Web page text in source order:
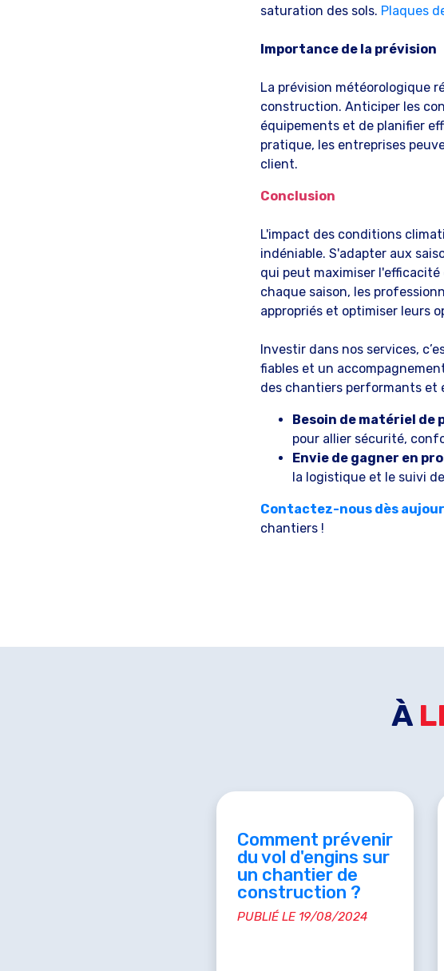
saturation des sols. Plaques
Importance de la prévision
La prévision météorologique
construction. Anticiper les
équipements et de planifier
pratique, les entreprises
client.
Conclusion
L'impact des conditions
indéniable. S'adapter aux
qui peut maximiser l'efficacité
chaque saison, les
appropriés et optimiser leurs
Investir dans nos services,
fiables et un
des chantiers performants et
Besoin de matériel de
pour allier sécurité,
Envie de gagner en
la logistique et le suivi
Contactez-nous dès
chantiers !
À
Comment prévenir
du vol d'engins sur
un chantier de
construction ?
PUBLIÉ LE 19/08/2024